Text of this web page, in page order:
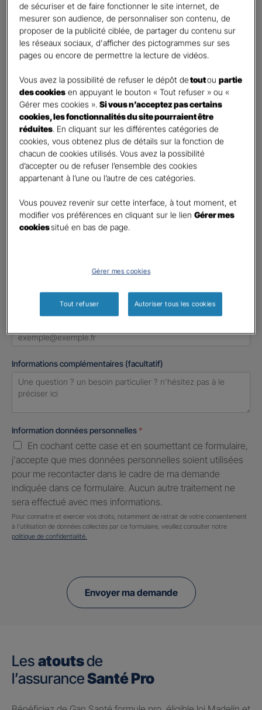
Moi
Conjoint
Enfant(s)
A partir du 3ème enfant, Ils seront rattachés gratuitement à votre contrat. Pensez
Vos informations :
Etes-vous déjà client Gan assurances ?*
Oui
Non
*
Monsieur
Contact*
United
*
Informations complémentaires (facultatif)
Information données personnelles *
En cochant cette case et en soumettant ce formulaire,
j'accepte que mes données personnelles soient utilisées
pour me recontacter dans le cadre de ma demande
indiquée dans ce formulaire. Aucun autre traitement ne
sera effectué avec mes informations.
Pour connaitre et exercer vos droits, notamment de retrait de votre consentement
à l'utilisation de données collectés par ce formulaire, veuillez consulter notre
politique de confidentialité.
Envoyer ma demande
Les atoutsde
l’assuranceSanté Pro
de sécuriser et de faire fonctionner le site internet, de
mesurer son audience, de personnaliser son contenu, de
proposer de la publicité ciblée, de partager du contenu sur
les réseaux sociaux, d'afficher des pictogrammes sur ses
pages ou encore de permettre la lecture de vidéos.
Vous avez la possibilité de refuser le dépôt detoutoupartie
des cookies en appuyant le bouton « Tout refuser » ou «
Gérer mes cookies ».Si vous n’acceptez pas certains
cookies, les fonctionnalités du site pourraient être
réduites . En cliquant sur les différentes catégories de
cookies, vous obtenez plus de détails sur la fonction de
chacun de cookies utilisés. Vous avez la possibilité
d’accepter ou de refuser l’ensemble des cookies
appartenant à l’une ou l’autre de ces catégories.
Vous pouvez revenir sur cette interface, à tout moment, et
modifier vos préférences en cliquant sur le lienGérer mes
cookiessitué en bas de page.
Gérer mes cookies
Tout refuser Autoriser tous les cookies